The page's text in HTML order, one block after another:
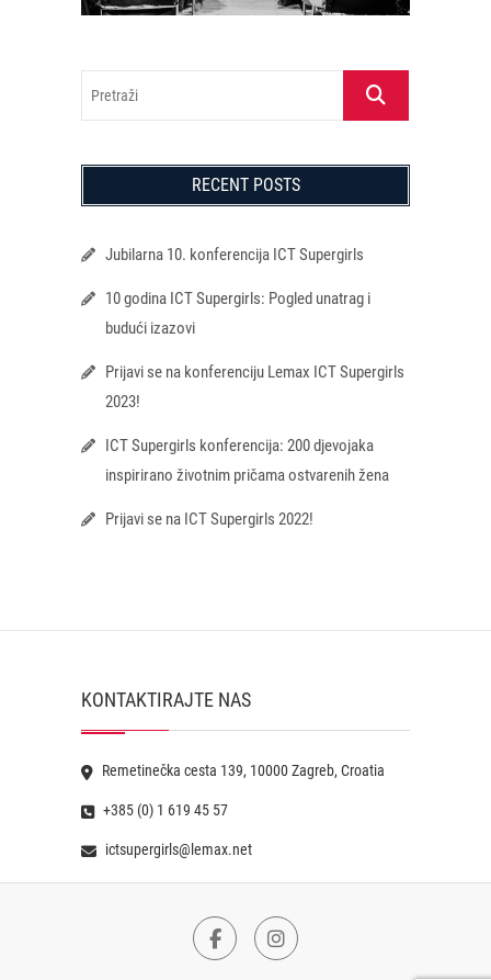
Pretraži
RECENT POSTS
Jubilarna 10. konferencija ICT Supergirls
10 godina ICT Supergirls: Pogled unatrag i
budući izazovi
Prijavi se na konferenciju Lemax ICT Supergirls
2023!
ICT Supergirls konferencija: 200 djevojaka
inspirirano životnim pričama ostvarenih žena
Prijavi se na ICT Supergirls 2022!
KONTAKTIRAJTE NAS
Remetinečka cesta 139, 10000 Zagreb, Croatia
+385 (0) 1 619 45 57
ictsupergirls@lemax.net
FacebookInstagram